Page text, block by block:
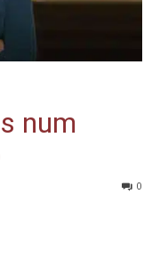
num
0